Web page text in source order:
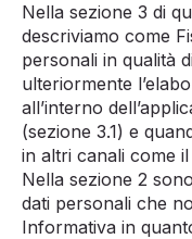
Nella sezione 3 di
descriviamo come
personali in qualità
ulteriormente
all’interno
(sezione 3.1) e
in altri canali come
Nella sezione 2
dati personali che
Informativa in